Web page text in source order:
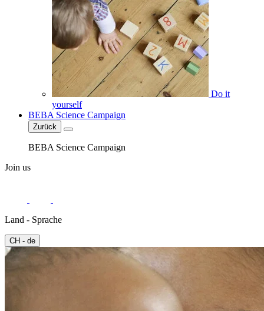
Do it
yourself
BEBA Science Campaign
Zurück
BEBA Science Campaign
Join us
Land - Sprache
CH - de